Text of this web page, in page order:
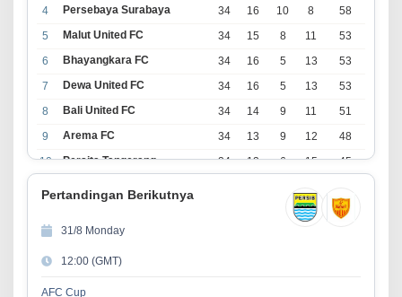
4
Persebaya Surabaya 34 16 10 8
58
5
Malut United FC 34 15 8 11
53
6
Bhayangkara FC 34 16 5 13
53
7
Dewa United FC 34 16 5 13
53
8
Bali United FC 34 14 9 11
51
9
Arema FC 34 13 9 12
48
10
Persita Tangerang 34 13 6 15
45
17
39
13
Persijap Jepara
14
Madura United FC
15
PSM Makassar
Pertandingan Berikutnya
31/8 Monday
12:00 (GMT)
AFC Cup